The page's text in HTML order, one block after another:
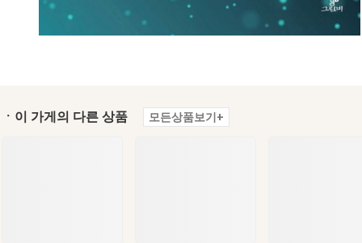
ㆍ이 가게의 다른 상품 모든상품보기+